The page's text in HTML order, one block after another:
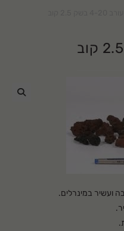
ועשיר במינרלים.